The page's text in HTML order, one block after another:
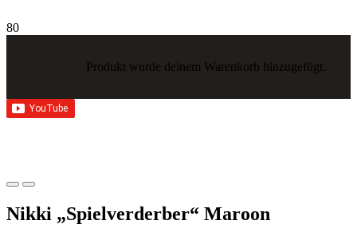
Produkt wurde deinem Warenkorb hinzugefügt.
Nikki „Spielverderber“ Maroon